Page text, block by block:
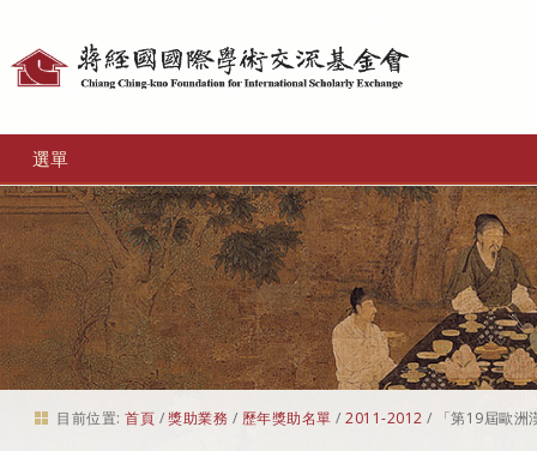
選單
目前位置: 首頁 /獎助業務 / 歷年獎助名單 /2011-2012 / 「第19屆歐